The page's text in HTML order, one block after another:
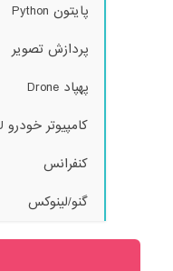
پایتون Python
پردازش تصویر
پهپاد Drone
کامپیوتر خودرو ECU
کنفرانس
گنو/لینوکس